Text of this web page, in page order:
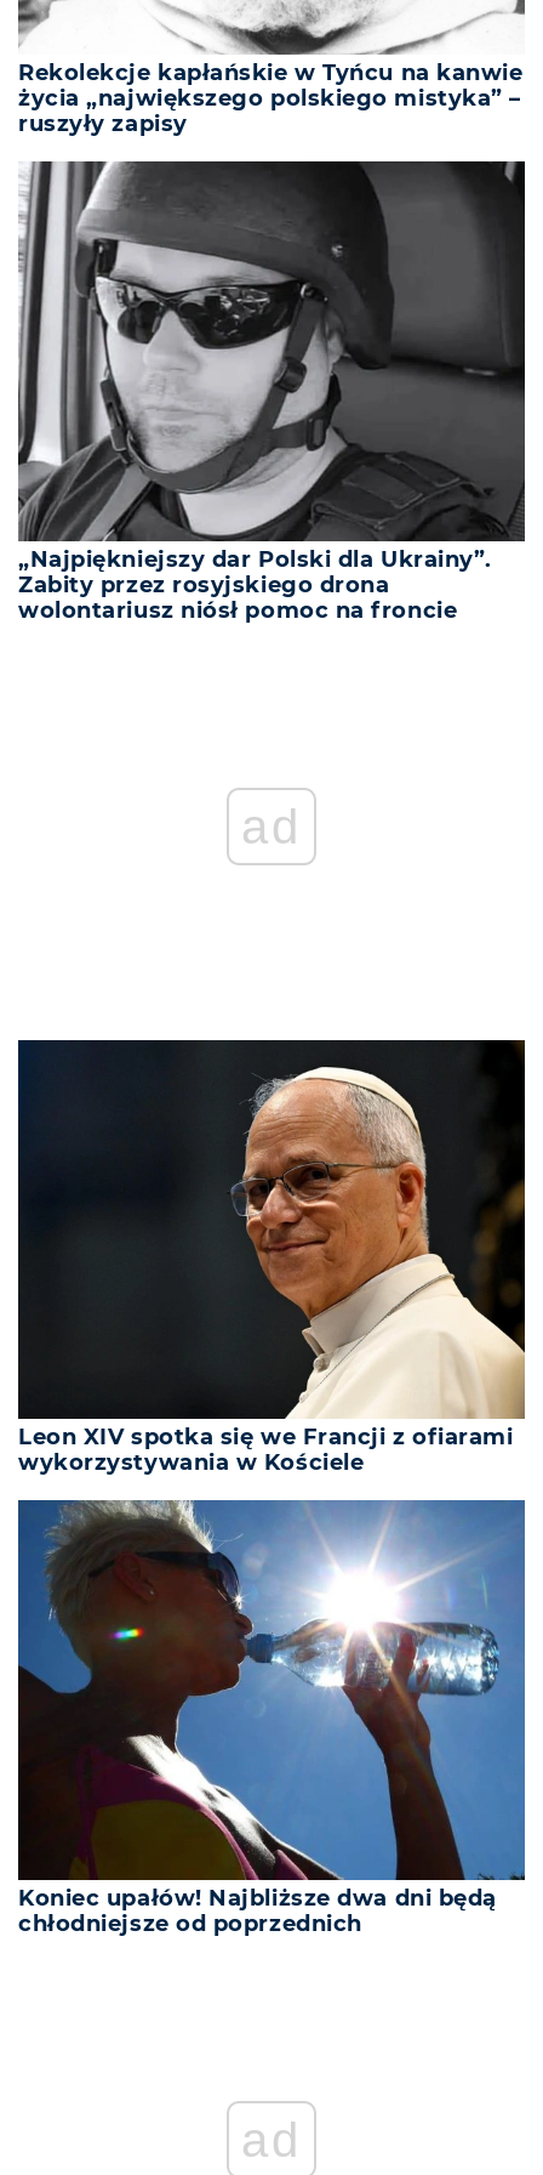
Rekolekcje kapłańskie w Tyńcu na kanwie
życia „największego polskiego mistyka” –
ruszyły zapisy
„Najpiękniejszy dar Polski dla Ukrainy”.
Zabity przez rosyjskiego drona
wolontariusz niósł pomoc na froncie
ad
Leon XIV spotka się we Francji z ofiarami
wykorzystywania w Kościele
Koniec upałów! Najbliższe dwa dni będą
chłodniejsze od poprzednich